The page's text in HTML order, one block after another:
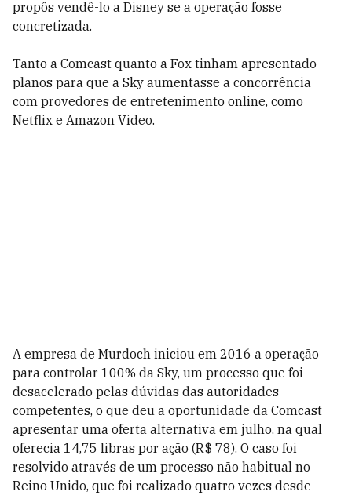
propôs vendê-lo a Disney se a operação fosse
concretizada.
Tanto a Comcast quanto a Fox tinham apresentado
planos para que a Sky aumentasse a concorrência
com provedores de entretenimento online, como
Netflix e Amazon Video.
A empresa de Murdoch iniciou em 2016 a operação
para controlar 100% da Sky, um processo que foi
desacelerado pelas dúvidas das autoridades
competentes, o que deu a oportunidade da Comcast
apresentar uma oferta alternativa em julho, na qual
oferecia 14,75 libras por ação (R$ 78). O caso foi
resolvido através de um processo não habitual no
Reino Unido, que foi realizado quatro vezes desde